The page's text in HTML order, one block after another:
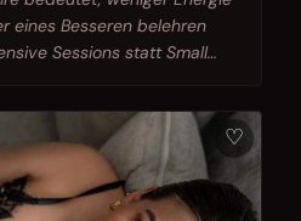
eines Besseren belehren
Sessions statt Small
♡